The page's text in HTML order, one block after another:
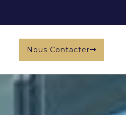
Nous Contacter